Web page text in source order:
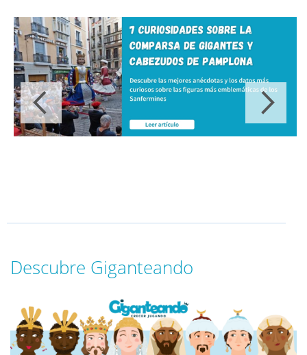
Descubre Giganteando